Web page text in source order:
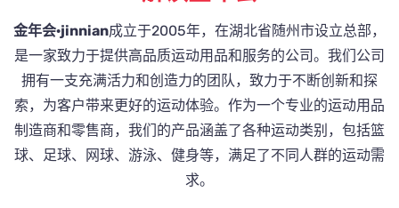
金年会·jinnian成立于2005年，在湖北省随州市设立总部，
是一家致力于提供高品质运动用品和服务的公司。我们公司
拥有一支充满活力和创造力的团队，致力于不断创新和探
索，为客户带来更好的运动体验。作为一个专业的运动用品
制造商和零售商，我们的产品涵盖了各种运动类别，包括篮
球、足球、网球、游泳、健身等，满足了不同人群的运动需
求。